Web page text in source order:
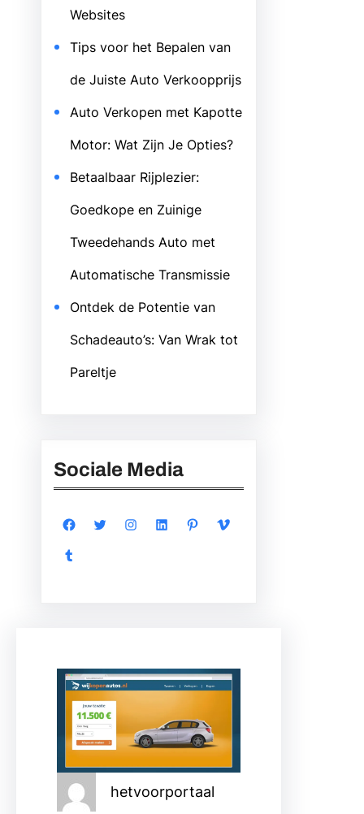
Websites
Tips voor het Bepalen van
de Juiste Auto Verkoopprijs
Auto Verkopen met Kapotte
Motor: Wat Zijn Je Opties?
Betaalbaar Rijplezier:
Goedkope en Zuinige
Tweedehands Auto met
Automatische Transmissie
Ontdek de Potentie van
Schadeauto’s: Van Wrak tot
Pareltje
Sociale Media
Facebook Twitter Instagram LinkedIn Pinterest
Vimeo
Tumblr
hetvoorportaal